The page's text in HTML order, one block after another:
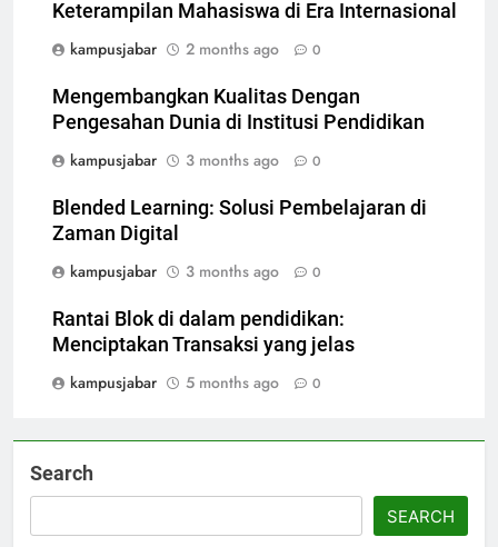
Keterampilan Mahasiswa di Era Internasional
kampusjabar
2 months ago 0
Mengembangkan Kualitas Dengan
Pengesahan Dunia di Institusi Pendidikan
kampusjabar
3 months ago 0
Blended Learning: Solusi Pembelajaran di
Zaman Digital
kampusjabar
3 months ago 0
Rantai Blok di dalam pendidikan:
Menciptakan Transaksi yang jelas
kampusjabar
5 months ago 0
Search
SEARCH